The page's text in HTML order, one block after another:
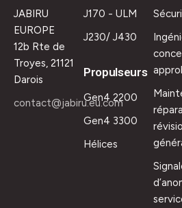
JABIRU
EUROPE
12b Rte de
Troyes, 21121
Darois
contact@jabiru.eu.com
J170 - ULM
J230/ J430
Propulseurs
Gen4 2200
Gen4 3300
Hélices